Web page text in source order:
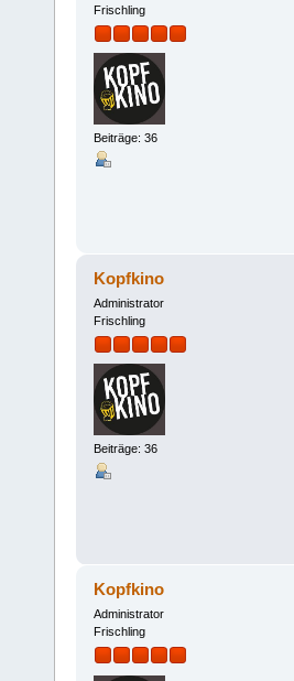
Frischling
Beiträge: 36
Kopfkino
Administrator
Frischling
Beiträge: 36
Kopfkino
Administrator
Frischling